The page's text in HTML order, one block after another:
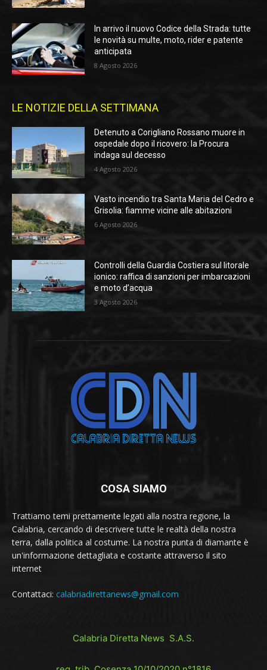
In arrivo il nuovo Codice della Strada: tutte
le novità su multe, moto, rider e patente
anticipata
8 Agosto 2026
LE NOTIZIE DELLA SETTIMANA
Detenuto a Corigliano Rossano muore in
ospedale dopo il ricovero: la Procura
indaga sul decesso
4 Agosto 2026
Vasto incendio tra Santa Maria del Cedro e
Grisolia: fiamme vicine alle abitazioni
6 Agosto 2026
Controlli della Guardia Costiera sul litorale
ionico: raffica di sanzioni per imbarcazioni
e moto d’acqua
3 Agosto 2026
COSA SIAMO
Trattiamo temi prettamente legati alla nostra regione, la
Calabria, cercando di descrivere tutte le realtà della nostra
terra, dalla politica al costume. La nostra punta di diamante è
un'informazione dettagliata e costante attraverso il sito
internet
Contattaci: calabriadirettanews@gmail.com
Calabria Diretta News S.A.S.